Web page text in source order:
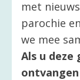
met
parochie
we mee
Als u